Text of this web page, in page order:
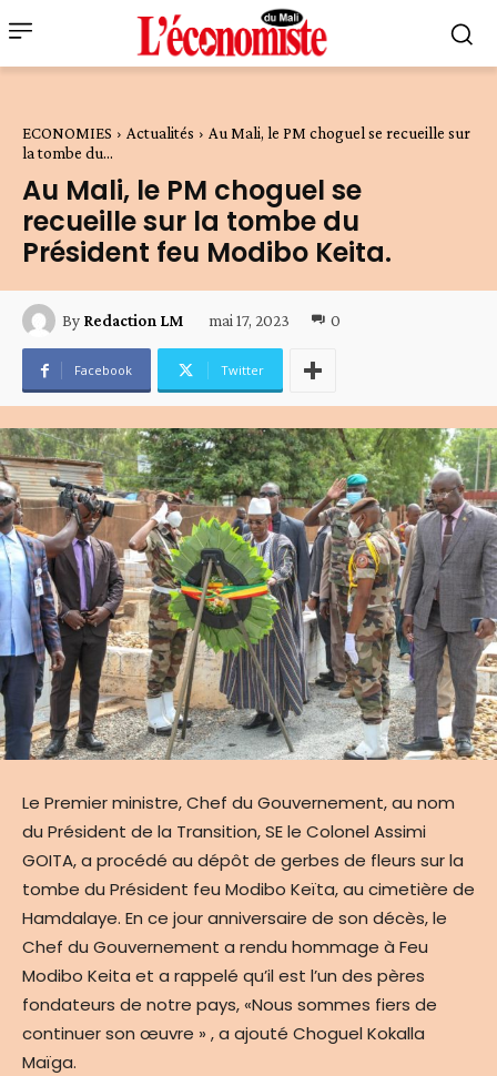
ECONOMIES Actualités
Au Mali, le PM choguel se recueille sur
la tombe du...
Au Mali, le PM choguel se
recueille sur la tombe du
Président feu Modibo Keita.
By Redaction LM mai 17, 2023 0
Facebook Twitter
Le Premier ministre, Chef du Gouvernement, au nom
du Président de la Transition, SE le Colonel Assimi
GOITA, a procédé au dépôt de gerbes de fleurs sur la
tombe du Président feu Modibo Keïta, au cimetière de
Hamdalaye. En ce jour anniversaire de son décès, le
Chef du Gouvernement a rendu hommage à Feu
Modibo Keita et a rappelé qu’il est l’un des pères
fondateurs de notre pays, «Nous sommes fiers de
continuer son œuvre » , a ajouté Choguel Kokalla
Maïga.